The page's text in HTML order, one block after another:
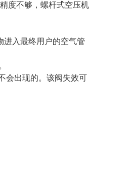
度不够，螺杆式空压机
进入最终用户的空气管
会出现的。该阀失效可